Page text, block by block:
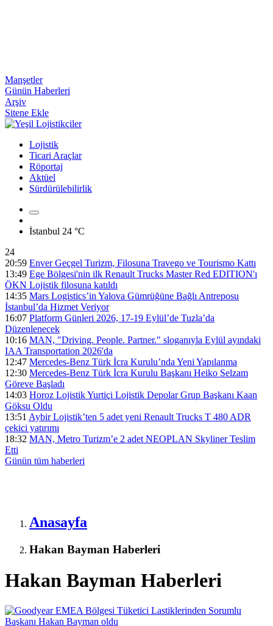
Manşetler
Günün Haberleri
Arşiv
Sitene Ekle
Lojistik
Ticari Araçlar
Röportaj
Aktüel
Sürdürülebilirlik
İstanbul 24 °C
24
20:59 Enver Geçgel Turizm, Filosuna Travego ve Tourismo Kattı
13:49 Ege Bölgesi'nin ilk Renault Trucks Master Red EDITION'ı
ÖKN Lojistik filosuna katıldı
14:35 Mars Logistics’in Yalova Gümrüğüne Bağlı Antreposu
İstanbul’da Hizmet Veriyor
16:07 Platform Günleri 2026, 17-19 Eylül’de Tuzla’da
Düzenlenecek
10:16 MAN, "Driving. People. Partner." sloganıyla Eylül ayındaki
IAA Transportation 2026'da
12:47 Mercedes-Benz Türk İcra Kurulu’nda Yeni Yapılanma
12:30 Mercedes-Benz Türk İcra Kurulu Başkanı Heiko Selzam
Göreve Başladı
14:03 Horoz Lojistik Yurtiçi Lojistik Depolar Grup Başkanı Kaan
Göksu Oldu
13:51 Aybir Lojistik’ten 5 adet yeni Renault Trucks T 480 ADR
çekici yatırımı
18:32 MAN, Metro Turizm’e 2 adet NEOPLAN Skyliner Teslim
Etti
Günün tüm haberleri
Anasayfa
Hakan Bayman Haberleri
Hakan Bayman Haberleri